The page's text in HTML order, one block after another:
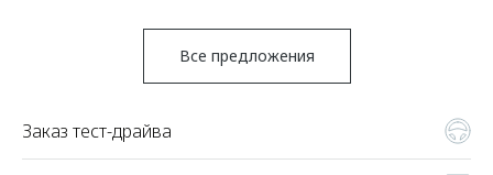
Все предложения
Заказ тест-драйва